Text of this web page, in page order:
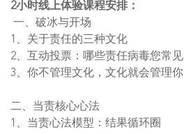
2小时线上体验课程安排：
一、破冰与开场
1、关于责任的三种文化
2、互动投票：哪些责任病毒您常见
3、你不管理文化，文化就会管理你
二、当责核心心法
1、当责心法模型：结果循环圈